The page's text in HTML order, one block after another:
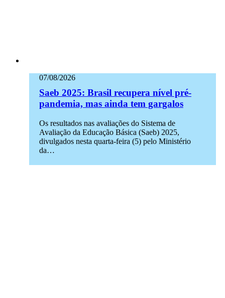
07/08/2026
Saeb 2025: Brasil recupera nível pré-
pandemia, mas ainda tem gargalos
Os resultados nas avaliações do Sistema de
Avaliação da Educação Básica (Saeb) 2025,
divulgados nesta quarta-feira (5) pelo Ministério
da…